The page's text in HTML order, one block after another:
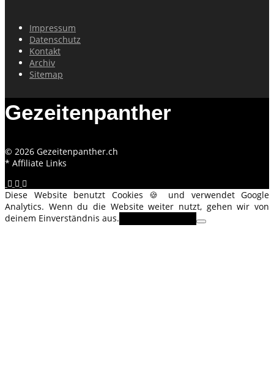
Impressum
Datenschutz
Kontakt
Archiv
Sitemap
Gezeitenpanther
© 2026 Gezeitenpanther.ch
* Affiliate Links
Diese Website benutzt Cookies 🍪 und verwendet Google
Analytics. Wenn du die Website weiter nutzt, gehen wir von
deinem Einverständnis aus.